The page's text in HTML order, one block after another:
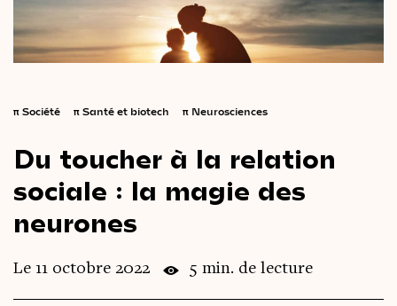
Science
technologies
Société
Géopolitique
magazine
Vidéos & Podcast
π Société π Santé et biotech π Neurosciences
Du toucher à la relation
sociale : la magie des
neurones
Le 11 octobre 2022 5 min. de lecture